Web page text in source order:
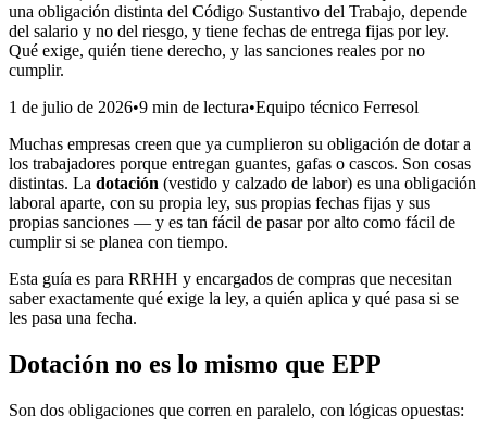
una obligación distinta del Código Sustantivo del Trabajo, depende
del salario y no del riesgo, y tiene fechas de entrega fijas por ley.
Qué exige, quién tiene derecho, y las sanciones reales por no
cumplir.
1 de julio de 2026•9 min de lectura•Equipo técnico Ferresol
Muchas empresas creen que ya cumplieron su obligación de dotar a
los trabajadores porque entregan guantes, gafas o cascos. Son cosas
distintas. La dotación (vestido y calzado de labor) es una obligación
laboral aparte, con su propia ley, sus propias fechas fijas y sus
propias sanciones — y es tan fácil de pasar por alto como fácil de
cumplir si se planea con tiempo.
Esta guía es para RRHH y encargados de compras que necesitan
saber exactamente qué exige la ley, a quién aplica y qué pasa si se
les pasa una fecha.
Dotación no es lo mismo que EPP
Son dos obligaciones que corren en paralelo, con lógicas opuestas: